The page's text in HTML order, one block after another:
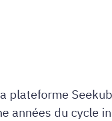
années du cycle